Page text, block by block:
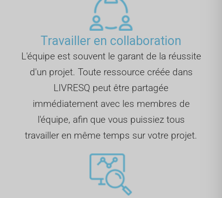
Travailler en collaboration
L'équipe est souvent le garant de la réussite
d'un projet. Toute ressource créée dans
LIVRESQ peut être partagée
immédiatement avec les membres de
l'équipe, afin que vous puissiez tous
travailler en même temps sur votre projet.